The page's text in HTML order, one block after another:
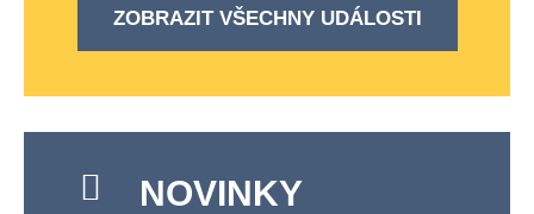
ZOBRAZIT VŠECHNY UDÁLOSTI
NOVINKY